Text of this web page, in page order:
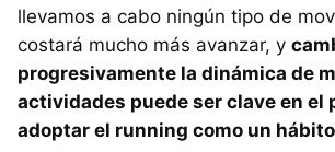
llevamos a cabo ningún tipo de
costará mucho más avanzar, y
progresivamente la dinámica de
actividades puede ser clave en el
adoptar el running como un hábito